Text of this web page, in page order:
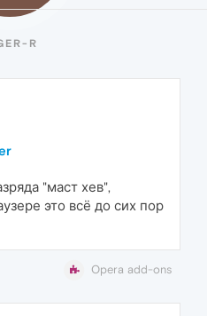
R
"маст хев",
это всё до сих пор
Opera add-ons